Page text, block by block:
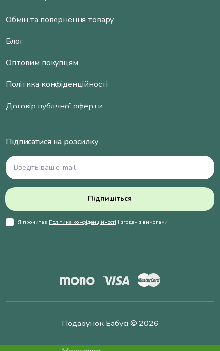
Обмін та повернення товару
Блог
Оптовим покупцям
Політика конфіденційності
Договір публічної оферти
Підписатися на розсилку
Підпишіться
Я прочитав Політика конфіденційності і згоден з вимогами
Подарунок Бабусі © 2026